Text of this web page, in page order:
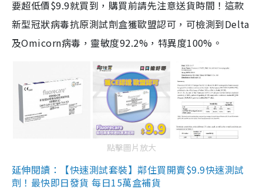
要超低價$9.9就買到，購買前請先注意送貨時間！這款
新型冠狀病毒抗原測試劑盒獲歐盟認可，可檢測到Delta
及Omicorn病毒，靈敏度92.2%，特異度100%。
點擊圖片放大
延伸閱讀：【快速測試套裝】鄰住買開賣$9.9快速測試
劑！最快即日發貨 每日15萬盒補貨